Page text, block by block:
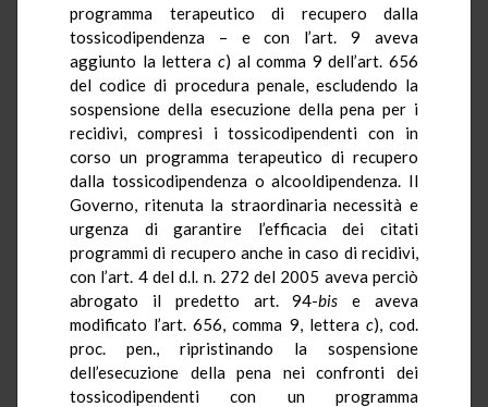
programma terapeutico di recupero dalla
tossicodipendenza – e con l’art. 9 aveva
aggiunto la lettera c) al comma 9 dell’art. 656
del codice di procedura penale, escludendo la
sospensione della esecuzione della pena per i
recidivi, compresi i tossicodipendenti con in
corso un programma terapeutico di recupero
dalla tossicodipendenza oalcooldipendenza. Il
Governo, ritenuta la straordinaria necessità e
urgenza di garantire l’efficacia dei citati
programmi di recupero anche in caso di recidivi,
con l’art. 4 del d.l. n. 272 del 2005 aveva perciò
abrogato il predetto art. 94-bis e aveva
modificato l’art. 656, comma 9, lettera c), cod.
proc. pen., ripristinando la sospensione
dell’esecuzione della pena nei confronti dei
tossicodipendenti con un programma